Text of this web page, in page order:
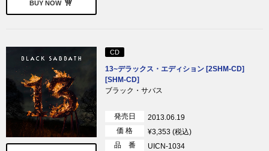
BUY NOW
CD
13~デラックス・エディション [2SHM-CD]
[SHM-CD]
ブラック・サバス
発売日
2013.06.19
価 格
¥3,353 (税込)
品 番
UICN-1034